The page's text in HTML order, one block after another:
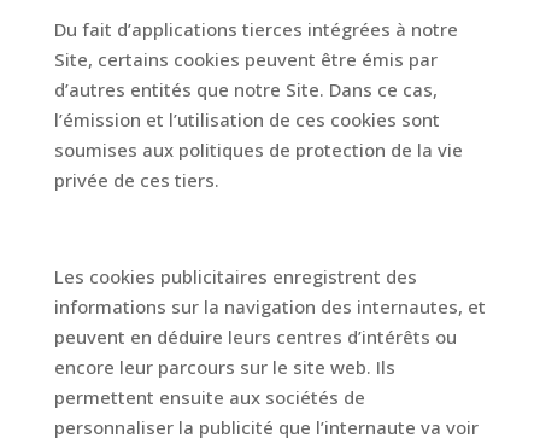
Du fait d’applications tierces intégrées à notre
Site, certains cookies peuvent être émis par
d’autres entités que notre Site. Dans ce cas,
l’émission et l’utilisation de ces cookies sont
soumises aux politiques de protection de la vie
privée de ces tiers.
Les cookies publicitaires enregistrent des
informations sur la navigation des internautes, et
peuvent en déduire leurs centres d’intérêts ou
encore leur parcours sur le site web. Ils
permettent ensuite aux sociétés de
personnaliser la publicité que l’internaute va voir